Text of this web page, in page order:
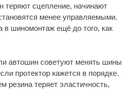
теряют сцепление, начинают
менее управляемыми.
в шиномонтаж ещё до того, как
автошин советуют менять шины
протектор кажется в порядке.
резина теряет эластичность,